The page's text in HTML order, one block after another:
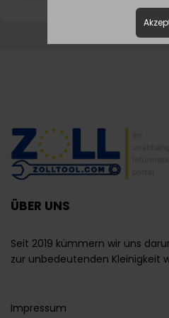
ÜBER UNS
Seit 2019 kümmern wir uns
zur unbedeutenden Kleinigkeit
Impressum